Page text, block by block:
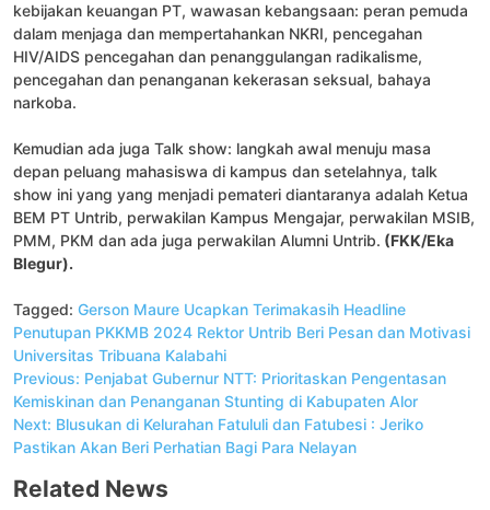
kebijakan keuangan PT, wawasan kebangsaan: peran pemuda
dalam menjaga dan mempertahankan NKRI, pencegahan
HIV/AIDS pencegahan dan penanggulangan radikalisme,
pencegahan dan penanganan kekerasan seksual, bahaya
narkoba.
Kemudian ada juga Talk show: langkah awal menuju masa
depan peluang mahasiswa di kampus dan setelahnya, talk
show ini yang yang menjadi pemateri diantaranya adalah Ketua
BEM PT Untrib, perwakilan Kampus Mengajar, perwakilan MSIB,
PMM, PKM dan ada juga perwakilan Alumni Untrib. (FKK/Eka
Blegur).
Tagged: Gerson Maure Ucapkan Terimakasih Headline
Penutupan PKKMB 2024 Rektor Untrib Beri Pesan dan Motivasi
Universitas Tribuana Kalabahi
Navigasi
pos
Previous: Penjabat Gubernur NTT: Prioritaskan Pengentasan
Kemiskinan dan Penanganan Stunting di Kabupaten Alor
Next: Blusukan di Kelurahan Fatululi dan Fatubesi : Jeriko
Pastikan Akan Beri Perhatian Bagi Para Nelayan
Related News